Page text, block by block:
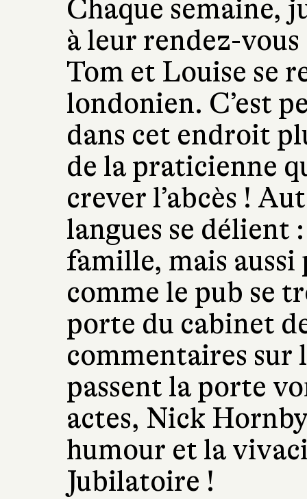
Chaque semaine,
à leur rendez-
Tom et Louise se
londonien. C’est
dans cet endroit
de la praticienne
crever l’abcès !
langues se délient
famille, mais
comme le pub se
porte du cabinet
commentaires sur
passent la porte
actes, Nick
humour et la
Jubilatoire !